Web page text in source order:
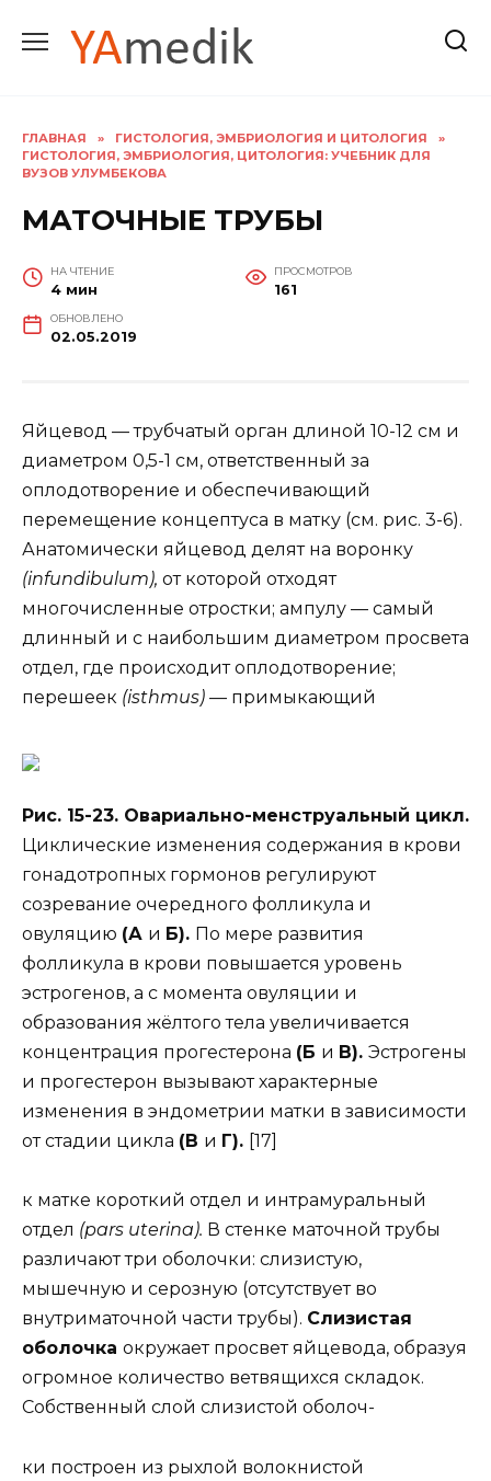
содержанию
ГЛАВНАЯ » ГИСТОЛОГИЯ, ЭМБРИОЛОГИЯ И ЦИТОЛОГИЯ
»
ГИСТОЛОГИЯ, ЭМБРИОЛОГИЯ, ЦИТОЛОГИЯ: УЧЕБНИК ДЛЯ
ВУЗОВ УЛУМБЕКОВА
МАТОЧНЫЕ ТРУБЫ
НА ЧТЕНИЕ
4 мин
ПРОСМОТРОВ
161
ОБНОВЛЕНО
02.05.2019
Яйцевод — трубчатый орган длиной 10-12 см и
диаметром 0,5-1 см, ответственный за
оплодотворение и обеспечивающий
перемещение концептуса в матку (см. рис. 3-6).
Анатомически яйцевод делят на воронку
(infundibulum), от которой отходят
многочисленные отростки; ампулу — самый
длинный и с наибольшим диаметром просвета
отдел, где происходит оплодотворение;
перешеек (isthmus) — примыкающий
Рис. 15-23. Овариально-менструальный цикл.
Циклические изменения содержания в крови
гонадотропных гормонов регулируют
созревание очередного фолликула и
овуляцию (А и Б). По мере развития
фолликула в крови повышается уровень
эстрогенов, а с момента овуляции и
образования жёлтого тела увеличивается
концентрация прогестерона (Б и В). Эстрогены
и прогестерон вызывают характерные
изменения в эндометрии матки в зависимости
от стадии цикла (В и Г). [17]
к матке короткий отдел и интрамуральный
отдел (pars uterina). В стенке маточной трубы
различают три оболочки: слизистую,
мышечную и серозную (отсутствует во
внутриматочной части трубы). Слизистая
оболочка окружает просвет яйцевода, образуя
огромное количество ветвящихся складок.
Собственный слой слизистой оболоч-
ки построен из рыхлой волокнистой